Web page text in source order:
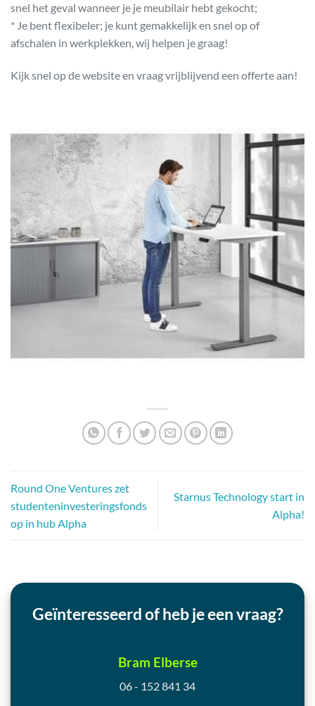
snel het geval wanneer je je meubilair hebt gekocht;
* Je bent flexibeler; je kunt gemakkelijk en snel op of
afschalen in werkplekken, wij helpen je graag!
Kijk snel op de website en vraag vrijblijvend een offerte aan!
Round One Ventures zet
studenteninvesteringsfonds
op in hub Alpha
Starnus Technology start in
Alpha!
Geïnteresseerd of heb je een vraag?
Bram Elberse
06 - 152 841 34